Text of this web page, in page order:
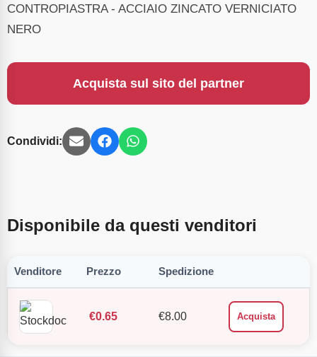
CONTROPIASTRA - ACCIAIO ZINCATO VERNICIATO
NERO
Acquista sul sito del partner
Condividi:
Disponibile da questi venditori
Venditore Prezzo Spedizione
€0.65 €8.00 Acquista